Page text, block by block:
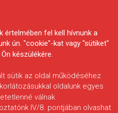
értelmében fel kell hívnunk a
ún. "cookie"-kat vagy "sütiket"
készülékére.
sütik az oldal működéséhez
oldalunk egyes
válnak.
IV/8. pontjában olvashat